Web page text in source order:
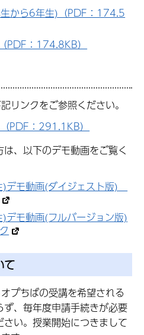
から6年生)（PDF：174.5
PDF：174.8KB）
リンクをご参照ください。
PDF：291.1KB）
、以下のデモ動画をご覧く
デモ動画(ダイジェスト版)
デモ動画(フルバージョン版)
て
プちばの受講を希望される
、毎年度申請手続きが必要
い。授業開始につきまして